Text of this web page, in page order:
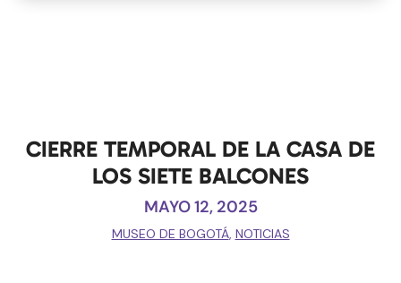
CIERRE TEMPORAL DE LA CASA DE
LOS SIETE BALCONES
MAYO 12, 2025
MUSEO DE BOGOTÁ, NOTICIAS